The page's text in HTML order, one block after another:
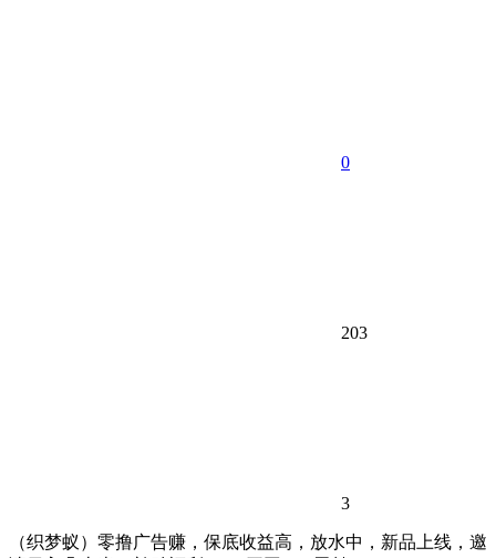
0
203
3
（织梦蚁）零撸广告赚，保底收益高，放水中，新品上线，邀